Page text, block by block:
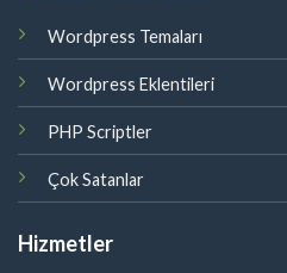
Wordpress Temaları
Wordpress Eklentileri
PHP Scriptler
Çok Satanlar
Hizmetler